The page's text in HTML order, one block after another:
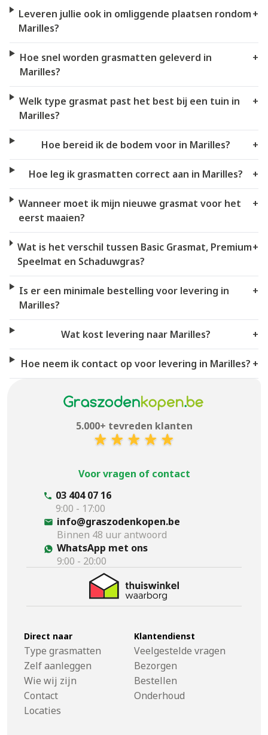
Leveren jullie ook in omliggende plaatsen rondom
Marilles?
+
Hoe snel worden grasmatten geleverd in
Marilles?
+
Welk type grasmat past het best bij een tuin in
Marilles?
+
Hoe bereid ik de bodem voor in Marilles? +
Hoe leg ik grasmatten correct aan in Marilles? +
Wanneer moet ik mijn nieuwe grasmat voor het
eerst maaien?
+
Wat is het verschil tussen Basic Grasmat, Premium
Speelmat en Schaduwgras?
+
Is er een minimale bestelling voor levering in
Marilles?
+
Wat kost levering naar Marilles? +
Hoe neem ik contact op voor levering in Marilles? +
5.000+ tevreden klanten
Voor vragen of contact
03 404 07 16
9:00 - 17:00
info@graszodenkopen.be
Binnen 48 uur antwoord
WhatsApp met ons
9:00 - 20:00
Direct naar
Type grasmatten
Zelf aanleggen
Wie wij zijn
Contact
Locaties
Klantendienst
Veelgestelde vragen
Bezorgen
Bestellen
Onderhoud